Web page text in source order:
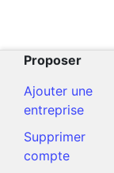
Proposer
Ajouter une
entreprise
Supprimer
compte